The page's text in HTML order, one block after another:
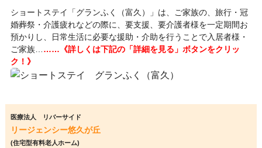
ショートステイ「グランふく（富久）」は、ご家族の、旅行・冠
婚葬祭・介護疲れなどの際に、要支援、要介護者様を一定期間お
預かりし、日常生活に必要な援助・介助を行うことで入居者様・
ご家族… ……《詳しくは下記の「詳細を見る」ボタンをクリッ
ク！》
医療法人 リバーサイド
リージェンシー悠久が丘
(住宅型有料老人ホーム)